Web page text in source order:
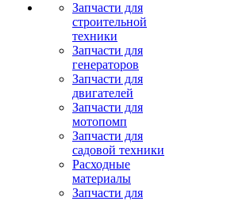
Запчасти для
строительной
техники
Запчасти для
генераторов
Запчасти для
двигателей
Запчасти для
мотопомп
Запчасти для
садовой техники
Расходные
материалы
Запчасти для